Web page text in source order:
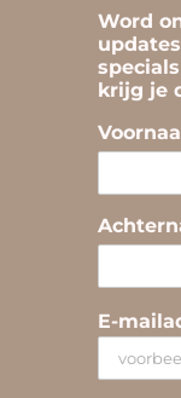
Word
krijg je
E-